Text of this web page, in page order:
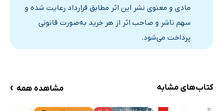
مادی و معنوی نشر این اثر مطابق قرارداد رعایت شده و
سهم ناشر و صاحب اثر از هر خرید به‌صورت قانونی
پرداخت می‌شود.
کتاب‌های مشابه مشاهده همه ›